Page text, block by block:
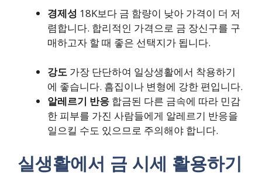
경제성 18K보다 금 함량이 낮아 가격이 더 저
렴합니다. 합리적인 가격으로 금 장신구를 구
매하고자 할 때 좋은 선택지가 됩니다.
강도 가장 단단하여 일상생활에서 착용하기
에 좋습니다. 흠집이나 변형에 강한 편입니다.
알레르기 반응 합금된 다른 금속에 따라 민감
한 피부를 가진 사람들에게 알레르기 반응을
일으킬 수도 있으므로 주의해야 합니다.
실생활에서 금 시세 활용하기